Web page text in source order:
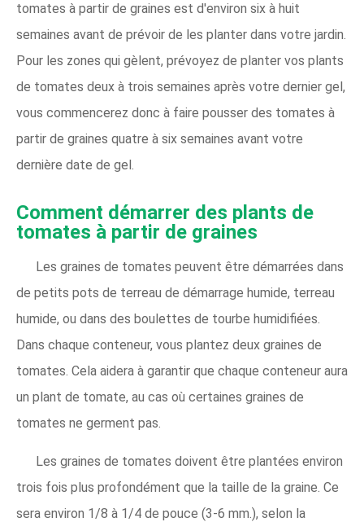
tomates à partir de graines est d'environ six à huit
semaines avant de prévoir de les planter dans votre jardin.
Pour les zones qui gèlent, prévoyez de planter vos plants
de tomates deux à trois semaines après votre dernier gel,
vous commencerez donc à faire pousser des tomates à
partir de graines quatre à six semaines avant votre
dernière date de gel.
Comment démarrer des plants de
tomates à partir de graines
Les graines de tomates peuvent être démarrées dans
de petits pots de terreau de démarrage humide, terreau
humide, ou dans des boulettes de tourbe humidifiées.
Dans chaque conteneur, vous plantez deux graines de
tomates. Cela aidera à garantir que chaque conteneur aura
un plant de tomate, au cas où certaines graines de
tomates ne germent pas.
Les graines de tomates doivent être plantées environ
trois fois plus profondément que la taille de la graine. Ce
sera environ 1/8 à 1/4 de pouce (3-6 mm.), selon la